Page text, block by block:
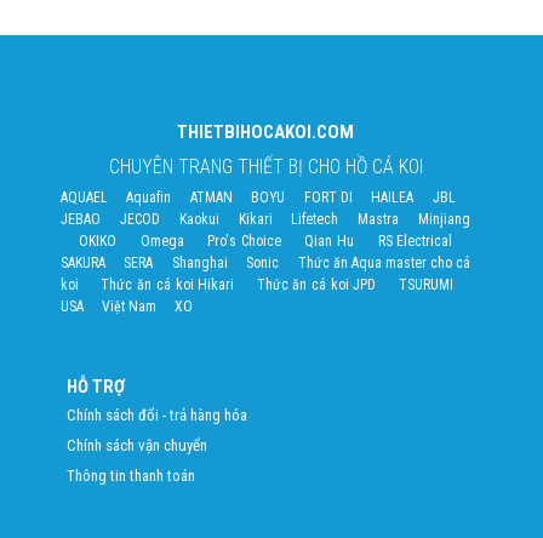
THIETBIHOCAKOI.COM
CHUYÊN TRANG THIẾT BỊ CHO HỒ CÁ KOI
AQUAEL Aquafin ATMAN BOYU FORT DI HAILEA
JBL
JEBAO
JECOD Kaokui Kikari Lifetech Mastra
Minjiang
OKIKO
Omega Pro's Choice Qian Hu
RS Electrical
SAKURA
SERA Shanghai Sonic
Thức ăn Aqua master cho cá
koi
Thức ăn cá koi Hikari Thức ăn cá koi JPD
TSURUMI
USA
Việt Nam XO
HỖ TRỢ
Chính sách đổi - trả hàng hóa
Chính sách vận chuyển
Thông tin thanh toán